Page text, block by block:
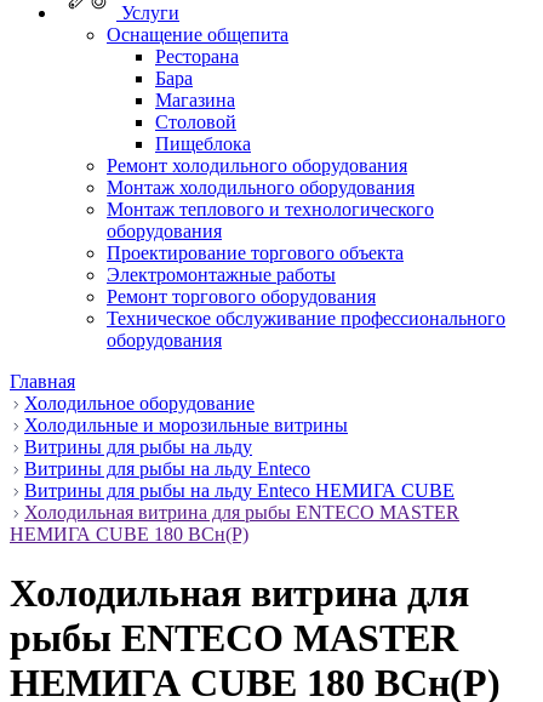
Услуги
Оснащение общепита
Ресторана
Бара
Магазина
Столовой
Пищеблока
Ремонт холодильного оборудования
Монтаж холодильного оборудования
Монтаж теплового и технологического
оборудования
Проектирование торгового объекта
Электромонтажные работы
Ремонт торгового оборудования
Техническое обслуживание профессионального
оборудования
Главная
Холодильное оборудование
Холодильные и морозильные витрины
Витрины для рыбы на льду
Витрины для рыбы на льду Enteco
Витрины для рыбы на льду Enteco НЕМИГА CUBE
Холодильная витрина для рыбы ENTECO MASTER
НЕМИГА CUBE 180 ВСн(Р)
Холодильная витрина для
рыбы ENTECO MASTER
НЕМИГА CUBE 180 ВСн(Р)